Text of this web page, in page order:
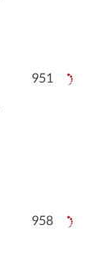
951
958